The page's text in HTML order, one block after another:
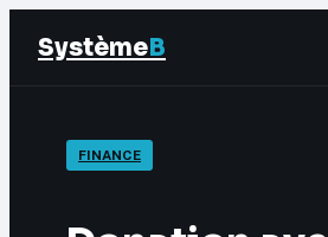
SystèmeB
FinanceFINANCE